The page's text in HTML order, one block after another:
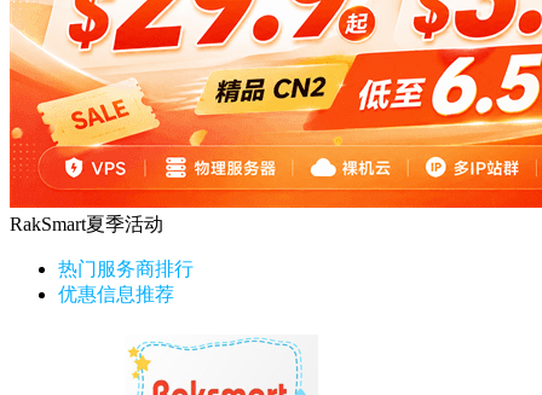
RakSmart夏季活动
热门服务商排行
优惠信息推荐